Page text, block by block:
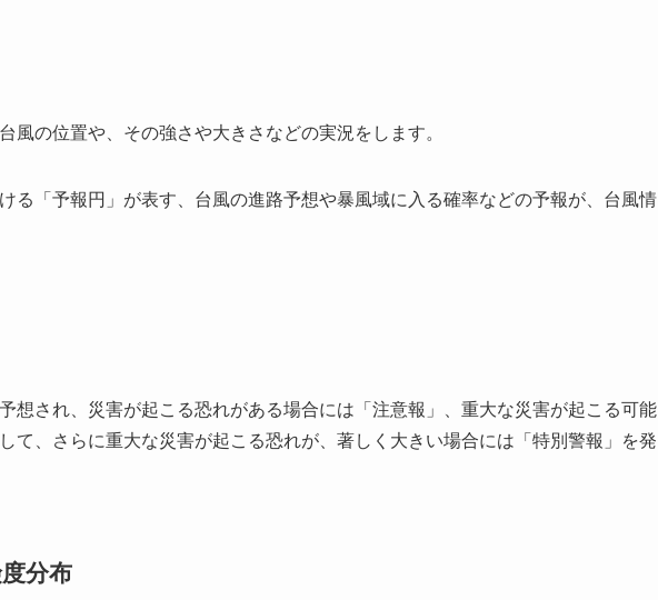
風の位置や、その強さや大きさなどの実況をします。
る「予報円」が表す、台風の進路予想や暴風域に入る確率などの予報が、台風情
想され、災害が起こる恐れがある場合には「注意報」、重大な災害が起こる可能
て、さらに重大な災害が起こる恐れが、著しく大きい場合には「特別警報」を発
分布